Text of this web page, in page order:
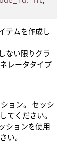
テムを作成し
ない限りグラ
レータタイプ
ョン。 セッシ
てください。
ションを使用
い。